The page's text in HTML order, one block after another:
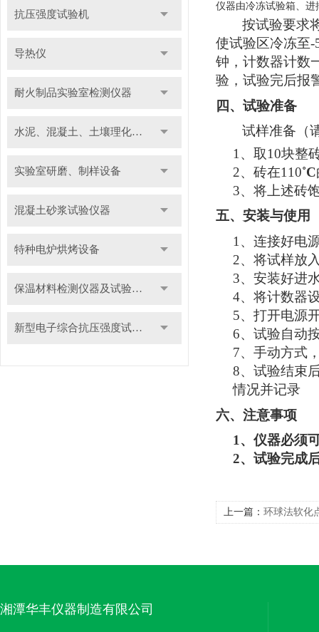
抗压强度试验机
导热仪
耐火制品实验室检测仪器
水泥、混凝土、土壤理化检测仪器及装置
实验室研磨、制样设备
混凝土砂浆试验仪器
特种电炉烘烤设备
保温材料检测仪器及试验装置
新型电子综合抗压强度试验机
仪器由冷冻试验箱、
按试验要求
使试验区冷冻至-
钟，计数器计数
验，试验完后报
四、试验准备
试样准备（
1 、取10块整
2、砖在110˚C
3、将上述砖
五、安装与使用
1 、连接好电
2、将试样放
3、安装好进
4、将计数器
5、打开电源
6、试验自动
7、手动方式
8、试验结束
情况并记录
六、注意事项
1 、仪器必须
2、试验完成
上一篇： 环球法软化
湘潭华丰仪器制造有限公司